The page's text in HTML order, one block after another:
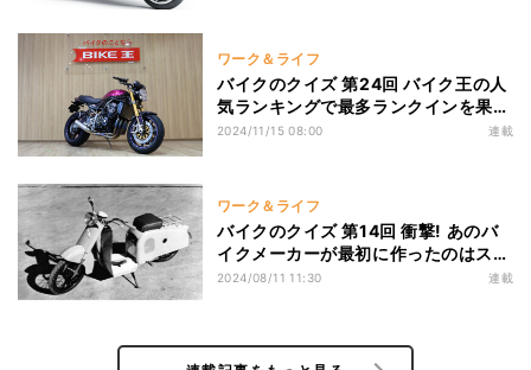
ワーク＆ライフ
バイクのクイズ 第24回 バイク王の人
気ランキングで最多ランクインを果た
したバイクは?
2024/11/15 08:00 連載
ワーク＆ライフ
バイクのクイズ 第14回 衝撃! あのバ
イクメーカーが最初に作ったのはスク
ーターだった?
2024/08/11 11:30 連載